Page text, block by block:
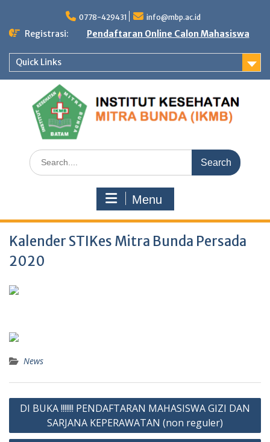
content
0778-429431 info@mbp.ac.id
Registrasi: Pendaftaran Online Calon Mahasiswa
Quick Links
Search
for:
Menu
Kalender STIKes Mitra Bunda Persada
2020
News
Post
navigation
DI BUKA !!!!!!! PENDAFTARAN MAHASISWA GIZI DAN
SARJANA KEPERAWATAN (non reguler)